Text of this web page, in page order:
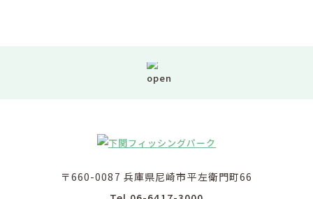
〒660-0087 兵庫県尼崎市平左衛門町66